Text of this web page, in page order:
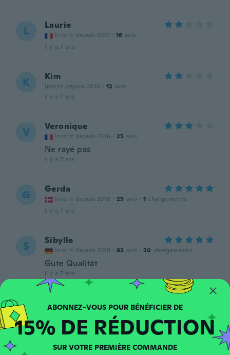
L Laurie
Inscrit depuis 2017 · 16 avis
il y a 7 ans
K Kim
Inscrit depuis 2016 · 12 avis
il y a 7 ans
V Veronique
Inscrit depuis 2016 · 25 avis
Ne rayé pas
il y a 7 ans
G Gerda
Inscrit depuis 2018 · 23 avis · 1 chargements
il y a 7 ans
S Sibylle
Inscrit depuis 2018 · 83 avis · 30 chargements
Gute Qualität
il y a 7 ans
M Mumu
il y a 7 ans
15% DE RÉDUCTION
SUR VOTRE PREMIÈRE COMMANDE